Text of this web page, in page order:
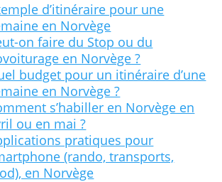
d’itinéraire pour une
en Norvège
on faire du Stop ou du
en Norvège ?
budget pour un itinéraire d’une
en Norvège ?
s’habiller en Norvège en
ou en mai ?
pratiques pour
(rando, transports,
en Norvège